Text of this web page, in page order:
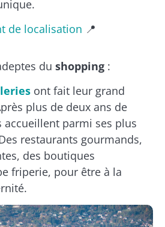
de localisation 📍
du shopping :
ont fait leur grand
plus de deux ans de
accueillent parmi ses plus
restaurants gourmands,
des boutiques
friperie, pour être à la